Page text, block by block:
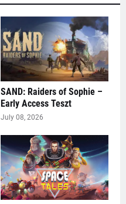
SAND: Raiders of Sophie –
Early Access Teszt
July 08, 2026